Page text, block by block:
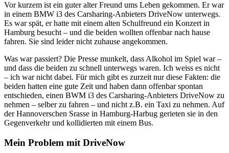
Vor kurzem ist ein guter alter Freund ums Leben gekommen. Er war
in einem BMW i3 des Carsharing-Anbieters DriveNow unterwegs.
Es war spät, er hatte mit einem alten Schulfreund ein Konzert in
Hamburg besucht – und die beiden wollten offenbar nach hause
fahren. Sie sind leider nicht zuhause angekommen.
Was war passiert? Die Presse munkelt, dass Alkohol im Spiel war –
und dass die beiden zu schnell unterwegs waren. Ich weiss es nicht
– ich war nicht dabei. Für mich gibt es zurzeit nur diese Fakten: die
beiden hatten eine gute Zeit und haben dann offenbar spontan
entschieden, einen BWM i3 des Carsharing-Anbieters DriveNow zu
nehmen – selber zu fahren – und nicht z.B. ein Taxi zu nehmen. Auf
der Hannoverschen Srasse in Hamburg-Harbug gerieten sie in den
Gegenverkehr und kollidierten mit einem Bus.
Mein Problem mit DriveNow